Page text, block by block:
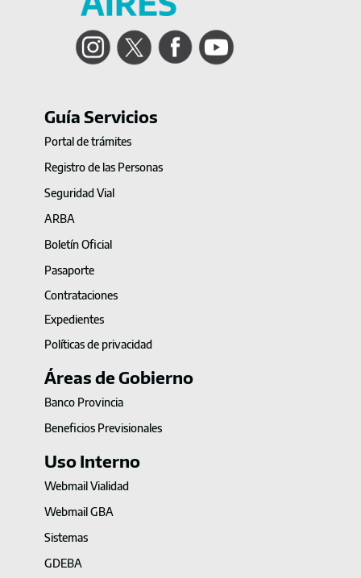
Instagram Twitter Facebook
Guía Servicios
Portal de trámites
Registro de las Personas
Seguridad Vial
ARBA
Boletín Oficial
Pasaporte
Contrataciones
Expedientes
Políticas de privacidad
Áreas de Gobierno
Banco Provincia
Beneficios Previsionales
Uso Interno
Webmail Vialidad
Webmail GBA
Sistemas
GDEBA